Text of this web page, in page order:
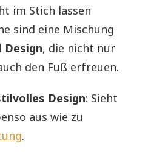
im Stich lassen
sind eine Mischung
Design, die nicht nur
den Fuß erfreuen.
Design: Sieht
aus wie zu
.